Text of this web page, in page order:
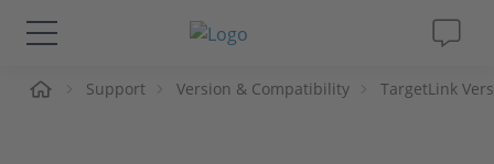
Lösungen & Produkte
Support Version & Compatibility TargetLink